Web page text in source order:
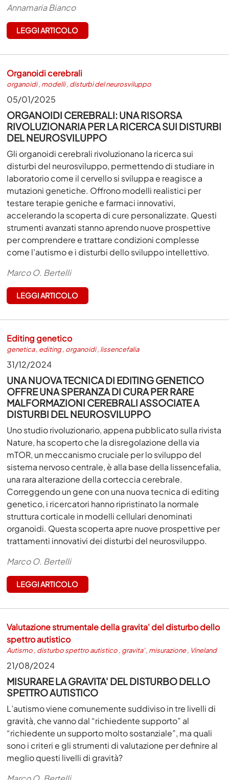
Annamaria Bianco
LEGGI ARTICOLO
Organoidi cerebrali
organoidi, modelli, disturbi del neurosviluppo
05/01/2025
ORGANOIDI CEREBRALI: UNA RISORSA
RIVOLUZIONARIA PER LA RICERCA SUI DISTURBI
DEL NEUROSVILUPPO
Gli organoidi cerebrali rivoluzionano la ricerca sui
disturbi del neurosviluppo, permettendo di studiare in
laboratorio come il cervello si sviluppa e reagisce a
mutazioni genetiche. Offrono modelli realistici per
testare terapie geniche e farmaci innovativi,
accelerando la scoperta di cure personalizzate. Questi
strumenti avanzati stanno aprendo nuove prospettive
per comprendere e trattare condizioni complesse
come l'autismo e i disturbi dello sviluppo intellettivo.
Marco O. Bertelli
LEGGI ARTICOLO
Editing genetico
genetica, editing, organoidi, lissencefalia
31/12/2024
UNA NUOVA TECNICA DI EDITING GENETICO
OFFRE UNA SPERANZA DI CURA PER RARE
MALFORMAZIONI CEREBRALI ASSOCIATE A
DISTURBI DEL NEUROSVILUPPO
Uno studio rivoluzionario, appena pubblicato sulla rivista
Nature, ha scoperto che la disregolazione della via
mTOR, un meccanismo cruciale per lo sviluppo del
sistema nervoso centrale, è alla base della lissencefalia,
una rara alterazione della corteccia cerebrale.
Correggendo un gene con una nuova tecnica di editing
genetico, i ricercatori hanno ripristinato la normale
struttura corticale in modelli cellulari denominati
organoidi. Questa scoperta apre nuove prospettive per
trattamenti innovativi dei disturbi del neurosviluppo.
Marco O. Bertelli
LEGGI ARTICOLO
Valutazione strumentale della gravita' del disturbo dello
spettro autistico
Autismo, disturbo spettro autistico, gravita', misurazione, Vineland
21/08/2024
MISURARE LA GRAVITA' DEL DISTURBO DELLO
SPETTRO AUTISTICO
L’autismo viene comunemente suddiviso in tre livelli di
gravità, che vanno dal “richiedente supporto” al
“richiedente un supporto molto sostanziale”, ma quali
sono i criteri e gli strumenti di valutazione per definire al
meglio questi livelli di gravità?